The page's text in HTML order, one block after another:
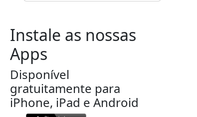
Instale as nossas
Apps
Disponível
gratuitamente para
iPhone, iPad e Android